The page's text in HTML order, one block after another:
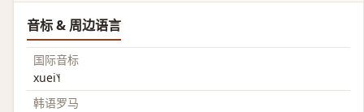
音标 & 周边语言
国际音标
xuei˥˧
韩语罗马